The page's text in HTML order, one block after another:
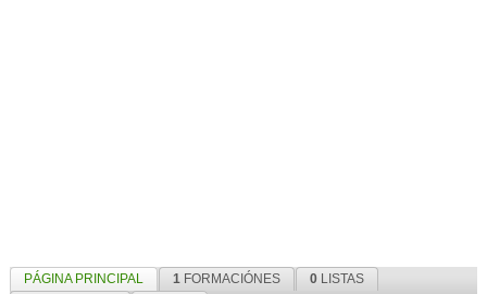
PÁGINA PRINCIPAL 1FORMACIÓNES 0LISTAS